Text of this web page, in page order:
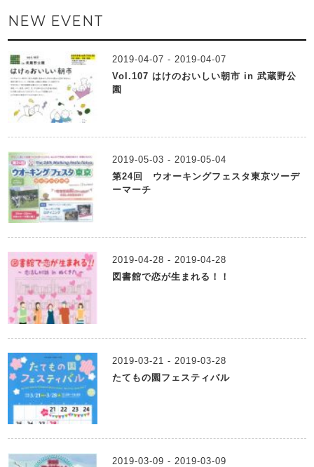
NEW EVENT
2019-04-07 - 2019-04-07
Vol.107 はけのおいしい朝市 in 武蔵野公
園
2019-05-03 - 2019-05-04
第24回 ウオーキングフェスタ東京ツーデ
ーマーチ
2019-04-28 - 2019-04-28
図書館で恋が生まれる！！
2019-03-21 - 2019-03-28
たてもの園フェスティバル
2019-03-09 - 2019-03-09